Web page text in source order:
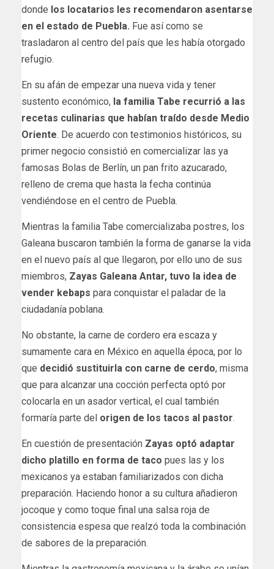
donde los locatarios les recomendaron asentarse
en el estado de Puebla. Fue así como se
trasladaron al centro del país que les había otorgado
refugio.
En su afán de empezar una nueva vida y tener
sustento económico, la familia Tabe recurrió a las
recetas culinarias que habían traído desde Medio
Oriente. De acuerdo con testimonios históricos, su
primer negocio consistió en comercializar las ya
famosas Bolas de Berlín, un pan frito azucarado,
relleno de crema que hasta la fecha continúa
vendiéndose en el centro de Puebla.
Mientras la familia Tabe comercializaba postres, los
Galeana buscaron también la forma de ganarse la vida
en el nuevo país al que llegaron, por ello uno de sus
miembros, Zayas Galeana Antar, tuvo la idea de
vender kebaps para conquistar el paladar de la
ciudadanía poblana.
No obstante, la carne de cordero era escaza y
sumamente cara en México en aquella época, por lo
que decidió sustituirla con carne de cerdo, misma
que para alcanzar una cocción perfecta optó por
colocarla en un asador vertical, el cual también
formaría parte del origen de los tacos al pastor.
En cuestión de presentación Zayas optó adaptar
dicho platillo en forma de taco pues las y los
mexicanos ya estaban familiarizados con dicha
preparación. Haciendo honor a su cultura añadieron
jocoque y como toque final una salsa roja de
consistencia espesa que realzó toda la combinación
de sabores de la preparación.